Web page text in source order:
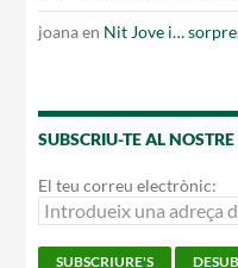
joanaen Nit Jove i…
SUBSCRIU-TE AL NOSTRE
El teu correu electrònic: